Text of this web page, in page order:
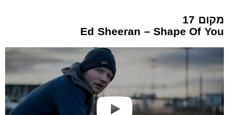
מקום 17
Ed Sheeran – Shape Of You